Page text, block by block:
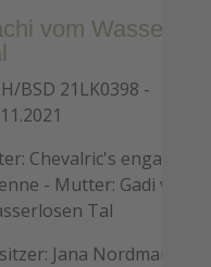
vom
BSD 21LK0398 -
Chevalric's engaging
- Mutter: Gadi vom
Tal
Jana Nordmann -